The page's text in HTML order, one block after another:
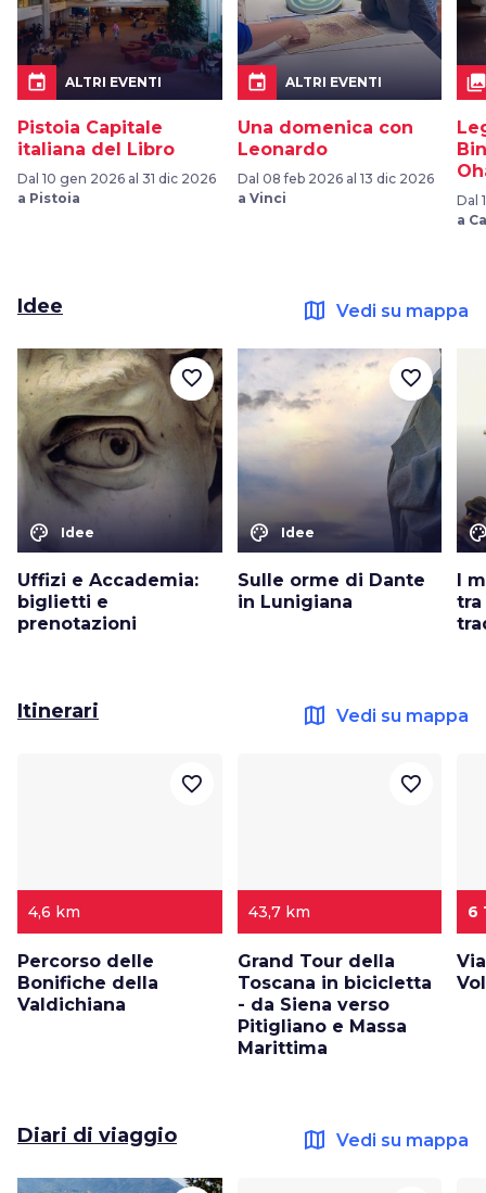
event ALTRI EVENTI
Pistoia Capitale
italiana del Libro
Dal 10 gen 2026 al 31 dic 2026
a Pistoia
event ALTRI EVENTI
Una domenica con
Leonardo
Dal 08 feb 2026 al 13 dic 2026
a Vinci
Dal
a
Idee map Vedi su mappa
color_lens Idee
Uffizi e Accademia:
biglietti e
prenotazioni
favorite_border
color_lens Idee
Sulle orme di Dante
in Lunigiana
favorite_border
I
tra
Itinerari map Vedi su mappa
4,6 km
Percorso delle
Bonifiche della
Valdichiana
favorite_border
43,7 km
Grand Tour della
Toscana in bicicletta
- da Siena verso
Pitigliano e Massa
Marittima
favorite_border
6
Diari di viaggio map Vedi su mappa